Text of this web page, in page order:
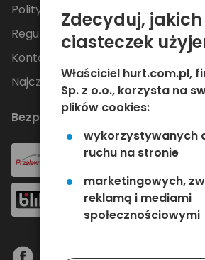
Polityka Prywatności
Regulamin
Kontakt
Najczęściej zadawane pytania
Bezpieczne płatności
Zdecyduj, jakich
ciasteczek
Właściciel hurt.com.pl,
Sp. z o.o., korzysta na
plików cookies:
wykorzystywanych
ruchu na stronie
marketingowych,
reklamą i mediami
społecznościowymi